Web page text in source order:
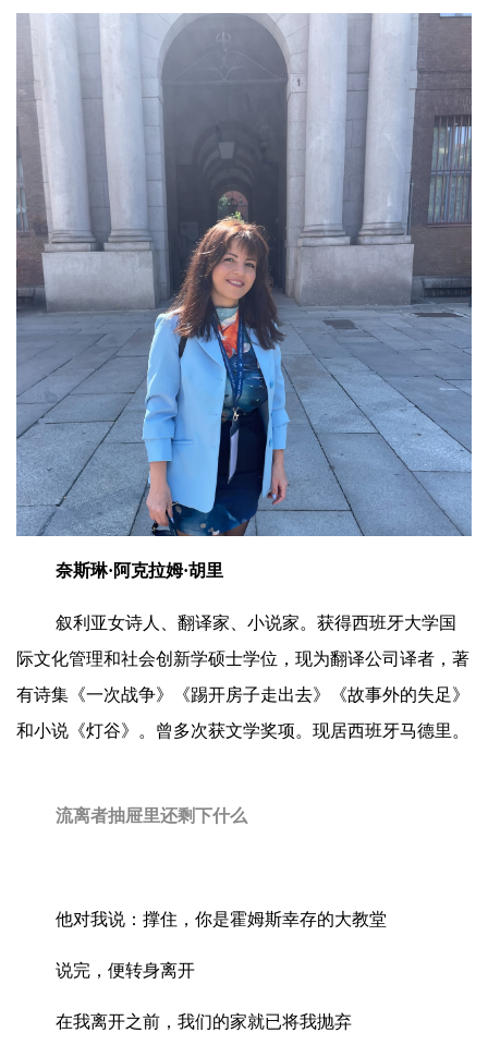
奈斯琳·阿克拉姆·胡里
叙利亚女诗人、翻译家、小说家。获得西班牙大学国
际文化管理和社会创新学硕士学位，现为翻译公司译者，著
有诗集《一次战争》《踢开房子走出去》《故事外的失足》
和小说《灯谷》。曾多次获文学奖项。现居西班牙马德里。
流离者抽屉里还剩下什么
他对我说：撑住，你是霍姆斯幸存的大教堂
说完，便转身离开
在我离开之前，我们的家就已将我抛弃